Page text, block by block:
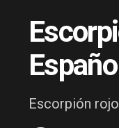
Español
Escorpión